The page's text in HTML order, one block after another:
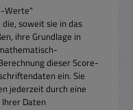
Werte"
soweit sie in das
ihre Grundlage in
dieser Score-
ein. Sie
jederzeit durch eine
Daten